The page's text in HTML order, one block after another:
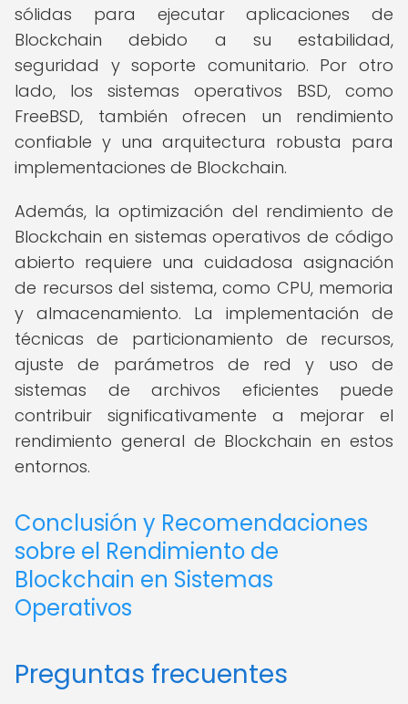
sólidas para ejecutar aplicaciones de
Blockchain debido a su estabilidad,
seguridad y soporte comunitario. Por otro
lado, los sistemas operativos BSD, como
FreeBSD, también ofrecen un rendimiento
confiable y una arquitectura robusta para
implementaciones de Blockchain.
Además, la optimización del rendimiento de
Blockchain en sistemas operativos de código
abierto requiere una cuidadosa asignación
de recursos del sistema, como CPU, memoria
y almacenamiento. La implementación de
técnicas de particionamiento de recursos,
ajuste de parámetros de red y uso de
sistemas de archivos eficientes puede
contribuir significativamente a mejorar el
rendimiento general de Blockchain en estos
entornos.
Conclusión y Recomendaciones
sobre el Rendimiento de
Blockchain en Sistemas
Operativos
Preguntas frecuentes